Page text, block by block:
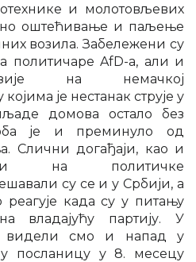
и молотовљевих
оштећивање и паљење
возила. Забележени су
политичаре AfD-а, али и
на немачкој
је нестанак струје у
домова остало без
је и преминуло од
Слични догађаји, као и
на политичке
су се и у Србији, а
реагује када су у питању
владајућу партију. У
видели смо и напад у
посланицу у 8. месецу